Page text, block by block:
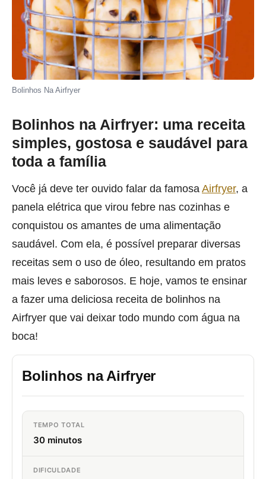
Bolinhos Na Airfryer
Bolinhos na Airfryer: uma receita
simples, gostosa e saudável para
toda a família
Você já deve ter ouvido falar da famosa Airfryer, a
panela elétrica que virou febre nas cozinhas e
conquistou os amantes de uma alimentação
saudável. Com ela, é possível preparar diversas
receitas sem o uso de óleo, resultando em pratos
mais leves e saborosos. E hoje, vamos te ensinar
a fazer uma deliciosa receita de bolinhos na
Airfryer que vai deixar todo mundo com água na
boca!
Bolinhos na Airfryer
TEMPO TOTAL
30 minutos
DIFICULDADE